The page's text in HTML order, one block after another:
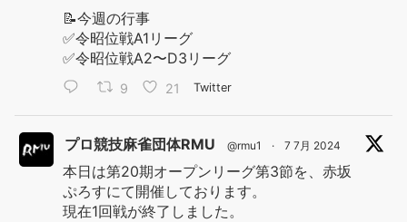
📝今週の行事
✅令昭位戦A1リーグ
✅令昭位戦A2〜D3リーグ
9 21 Twitter
プロ競技麻雀団体RMU @rmu1 · 7 7月 2024
本日は第20期オープンリーグ第3節を、赤坂
ぷろすにて開催しております。
現在1回戦が終了しました。